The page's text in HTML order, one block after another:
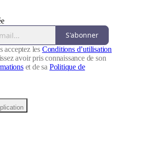
S'abonner
acceptez les Conditions d’utilisation
avoir pris connaissance de son
et de sa Politique de